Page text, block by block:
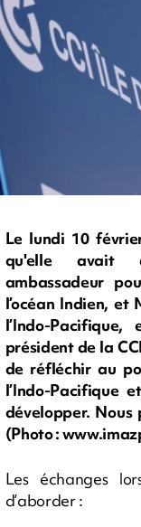
Le lundi 10
qu'elle avait
ambassadeur
l’océan Indien, et
l’Indo-
président de la
de réfléchir au
l’Indo-Pacifique
développer. Nous
(Photo :
Les échanges
d’aborder :